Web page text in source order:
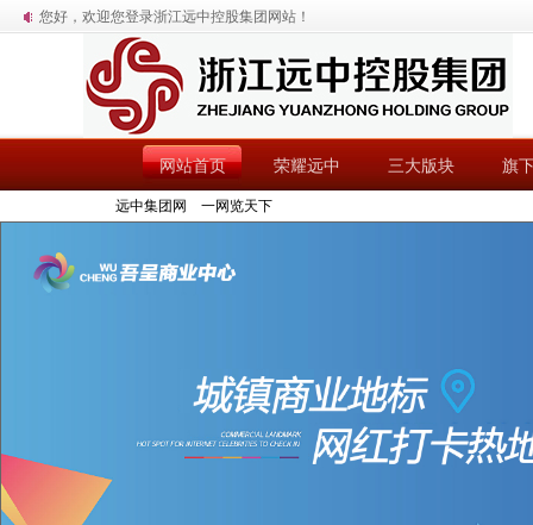
您好，欢迎您登录浙江远中控股集团网站！
网站首页 荣耀远中 三大版块 旗
远中集团网 一网览天下